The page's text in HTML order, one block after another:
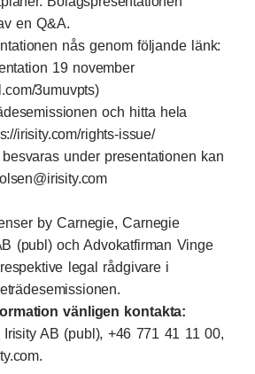
en Q&A.
nås genom följande länk:
19 november
3umuvpts)
och hitta hela
irisity.com/rights-issue/
under presentationen kan
by Carnegie, Carnegie
(publ) och Advokatfirman Vinge
legal rådgivare i
vänligen kontakta:
Irisity AB (publ), +46 771 41 11 00,